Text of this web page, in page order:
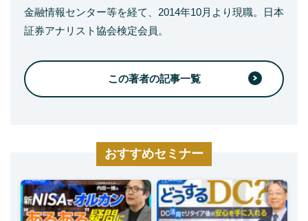
金融情報センター等を経て、2014年10月より現職。日本
証券アナリスト協会検定会員。
この著者の記事一覧
おすすめセミナー